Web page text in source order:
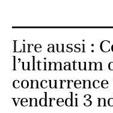
Lire aussi :
l’ultimatum
vendredi 3